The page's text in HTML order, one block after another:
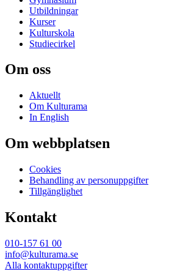
Utbildningar
Kurser
Kulturskola
Studiecirkel
Om oss
Aktuellt
Om Kulturama
In English
Om webbplatsen
Cookies
Behandling av personuppgifter
Tillgänglighet
Kontakt
010-157 61 00
info@kulturama.se
Alla kontaktuppgifter